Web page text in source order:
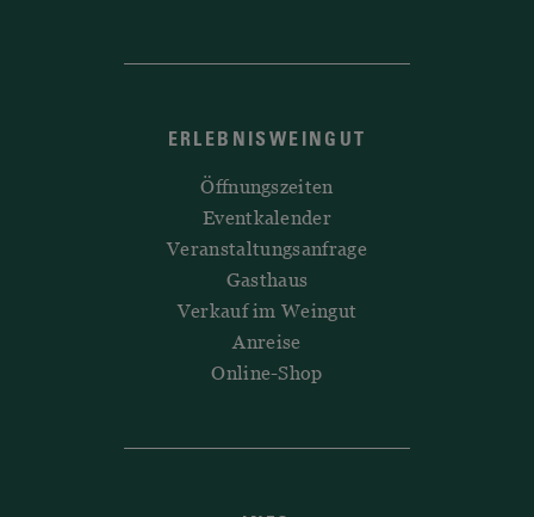
ERLEBNISWEINGUT
Öffnungszeiten
Eventkalender
Veranstaltungsanfrage
Gasthaus
Verkauf im Weingut
Anreise
Online-Shop